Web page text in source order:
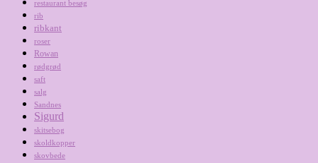
restaurant besøg
rib
ribkant
roser
Rowan
rødgrød
saft
salg
Sandnes
Sigurd
skitsebog
skoldkopper
skovbede